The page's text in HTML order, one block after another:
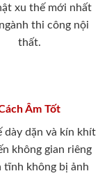
có thể
xu thế mới nhất
thi công nội
thất.
Âm Tốt
dày dặn và kín khít
không gian riêng
tĩnh không bị ảnh